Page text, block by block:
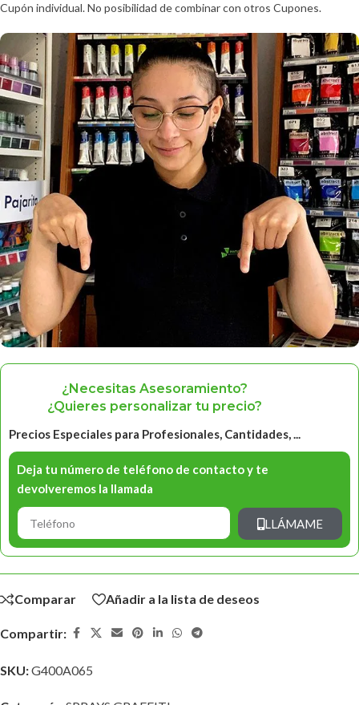
Cupón individual. No posibilidad de combinar con otros Cupones.
¿Necesitas Asesoramiento?
¿Quieres personalizar tu precio?
Precios Especiales para Profesionales, Cantidades, ...
Deja tu número de teléfono de contacto y te
devolveremos la llamada
LLÁMAME
Comparar Añadir a la lista de deseos
Compartir:
SKU:G400A065